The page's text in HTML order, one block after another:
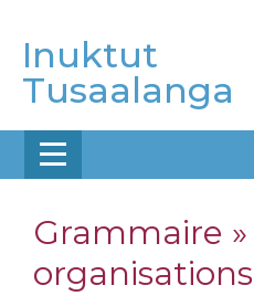
contenu
principal
Inuktut
Tusaalanga
Grammaire »
organisations